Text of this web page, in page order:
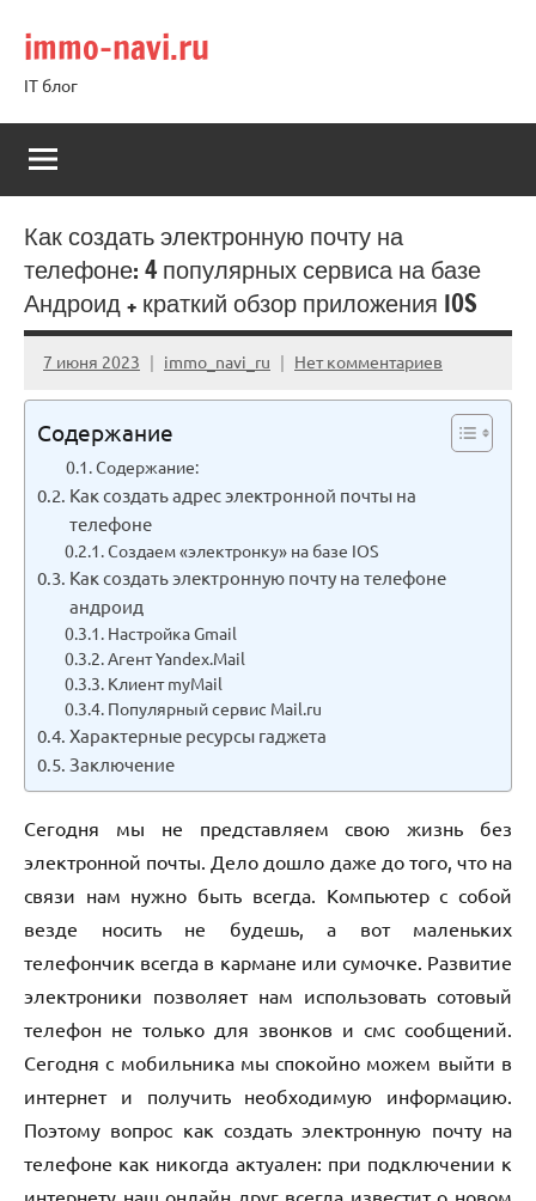
содержимому
immo-navi.ru
IT блог
Как создать электронную почту на
телефоне: 4 популярных сервиса на базе
Андроид + краткий обзор приложения IOS
7 июня 2023 immo_navi_ru Нет комментариев
Содержание
Содержание:
Как создать адрес электронной почты на
телефоне
Создаем «электронку» на базе IOS
Как создать электронную почту на телефоне
андроид
Настройка Gmail
Агент Yandex.Mail
Клиент myMail
Популярный сервис Mail.ru
Характерные ресурсы гаджета
Заключение
Сегодня мы не представляем свою жизнь без
электронной почты. Дело дошло даже до того, что на
связи нам нужно быть всегда. Компьютер с собой
везде носить не будешь, а вот маленьких
телефончик всегда в кармане или сумочке. Развитие
электроники позволяет нам использовать сотовый
телефон не только для звонков и смс сообщений.
Сегодня с мобильника мы спокойно можем выйти в
интернет и получить необходимую информацию.
Поэтому вопрос как создать электронную почту на
телефоне как никогда актуален: при подключении к
интернету наш онлайн друг всегда известит о новом